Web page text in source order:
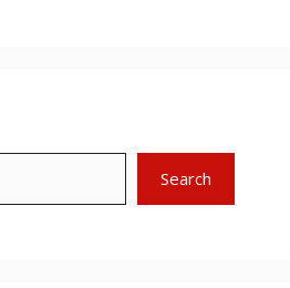
Search